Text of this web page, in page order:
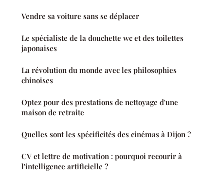
Vendre sa voiture sans se déplacer
Le spécialiste de la douchette wc et des toilettes
japonaises
La révolution du monde avec les philosophies
chinoises
Optez pour des prestations de nettoyage d'une
maison de retraite
Quelles sont les spécificités des cinémas à Dijon ?
CV et lettre de motivation : pourquoi recourir à
l'intelligence artificielle ?